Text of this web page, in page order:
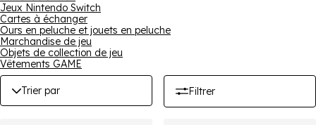
Tous vos personnages préférés tels que Pikachu, Charmander,
Squirtle et Bulbasaur sont présentés dans cette gamme variée,
vous permettant de trouver votre design préféré. Avec tant
d'options différentes à parcourir, nous sommes confiants qu'il
y a un produit que chaque fan de Poké appréciera.
Jeux Nintendo Switch
Cartes à échanger
Ours en peluche et jouets en peluche
Marchandise de jeu
Objets de collection de jeu
Vêtements GAME
Trier par Filtrer